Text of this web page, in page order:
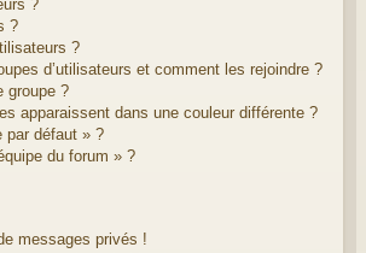
?
?
?
d’utilisateurs et comment les rejoindre ?
groupe ?
apparaissent dans une couleur différente ?
par défaut » ?
du forum » ?
messages privés !